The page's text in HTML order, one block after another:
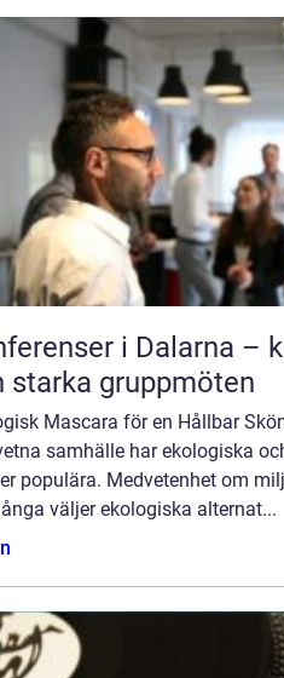
i Dalarna –
starka gruppmöten
Mascara för en Hållbar
samhälle har ekologiska
populära. Medvetenhet om
väljer ekologiska alternat...